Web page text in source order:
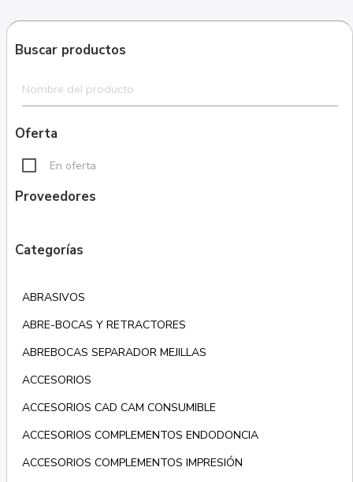
Buscar productos
Oferta
En oferta
Proveedores
Categorías
ABRASIVOS
ABRE-BOCAS Y RETRACTORES
ABREBOCAS SEPARADOR MEJILLAS
ACCESORIOS
ACCESORIOS CAD CAM CONSUMIBLE
ACCESORIOS COMPLEMENTOS ENDODONCIA
ACCESORIOS COMPLEMENTOS IMPRESIÓN